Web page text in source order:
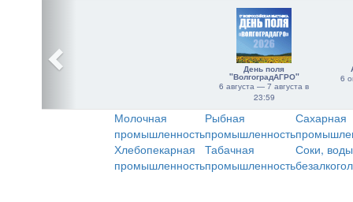
День поля
"ВолгоградАГРО"
6 августа — 7 августа в
23:59
6
Молочная
промышленность
Рыбная
промышленность
Сахарная
Хлебопекарная
промышленность
Табачная
промышленность
Соки,